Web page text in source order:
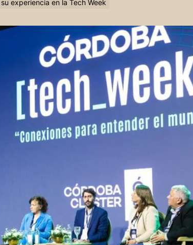
experiencia en la Tech Week